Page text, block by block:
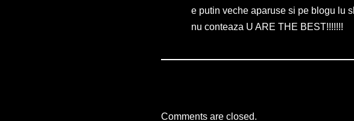
e putin veche aparuse si pe blogu lu
nu conteaza U ARE THE BEST!!!!!!!
Comments are closed.